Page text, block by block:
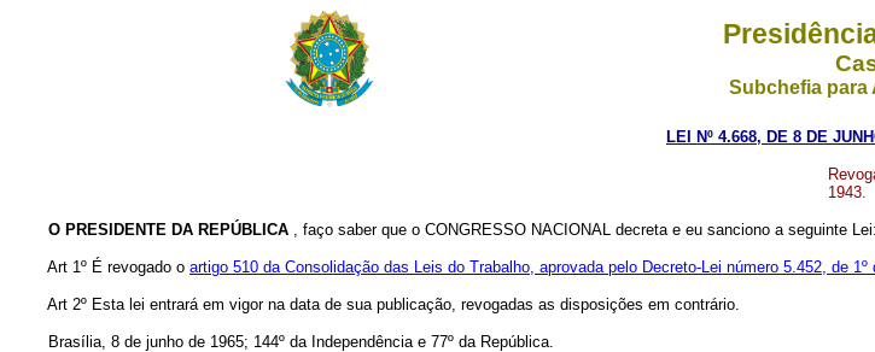
Subchefia
LEI Nº 4.668, DE 8 DE
1943.
O PRESIDENTE DA REPÚBLICA , faço saber que o CONGRESSO NACIONAL decreta e eu sanciono a seguinte Lei:
Art 1º É revogado o artigo 510 da Consolidação das Leis do Trabalho, aprovada pelo Decreto-Lei número 5.452, de 1º
Art 2º Esta lei entrará em vigor na data de sua publicação, revogadas as disposições em contrário.
Brasília, 8 de junho de 1965; 144º da Independência e 77º da República.